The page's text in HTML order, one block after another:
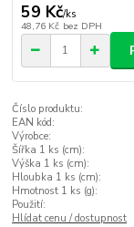
59 Kč/ks
48,76 Kč bez DPH
Číslo produktu:
EAN kód:
Výrobce:
Šířka 1 ks (cm):
Výška 1 ks (cm):
Hloubka 1 ks (cm):
Hmotnost 1 ks (g):
Použití:
Hlídat cenu / dostupnost